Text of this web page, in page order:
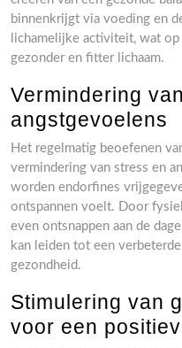
binnenkrijgt via voeding en
lichamelijke activiteit, wat
gezonder en fitter lichaam.
Vermindering
angstgevoelens
Het regelmatig beoefenen
vermindering van stress en
worden endorfines
ontspannen voelt. Door
even ontsnappen aan de
kan leiden tot een
gezondheid.
Stimulering van
voor een